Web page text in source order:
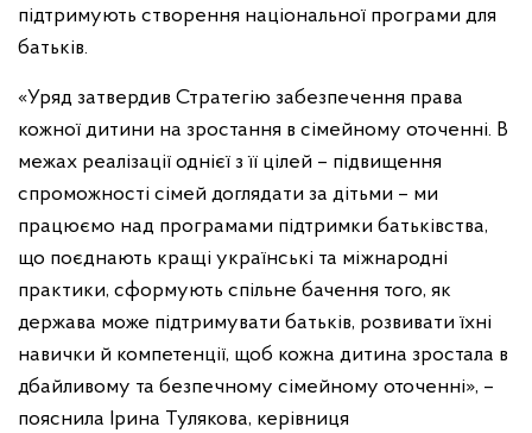
підтримують створення національної програми для
батьків.
«Уряд затвердив Стратегію забезпечення права
кожної дитини на зростання в сімейному оточенні. В
межах реалізації однієї з її цілей – підвищення
спроможності сімей доглядати за дітьми – ми
працюємо над програмами підтримки батьківства,
що поєднають кращі українські та міжнародні
практики, сформують спільне бачення того, як
держава може підтримувати батьків, розвивати їхні
навички й компетенції, щоб кожна дитина зростала в
дбайливому та безпечному сімейному оточенні», –
пояснила Ірина Тулякова, керівниця